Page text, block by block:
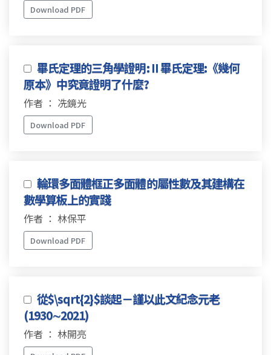
Download PDF
畢氏定理的三角學證明: II 畢氏定理:《幾何
原本》中究竟證明了什麼?
作者 ： 冼鏡光
Download PDF
輪環多面體框正多面體的屬性數及其建構在
數學算板上的實踐
作者 ： 林保平
Download PDF
從$\sqrt{2}$談起－謹以此文紀念元老
(1930∼2021)
作者 ： 林開亮